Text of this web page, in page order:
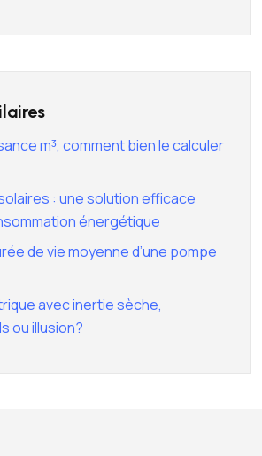
m³, comment bien le calculer
: une solution efficace
énergétique
de vie moyenne d’une pompe
avec inertie sèche,
ou illusion?